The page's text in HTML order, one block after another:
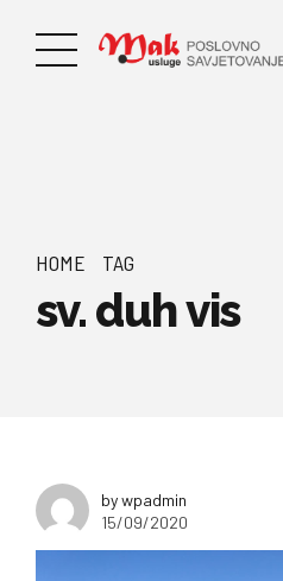
HOME TAG
sv. duh vis
by wpadmin
15/09/2020